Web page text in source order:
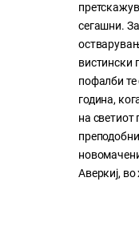
сегашни.
вистински
пофалби
година,
на светиот
Аверкиј,